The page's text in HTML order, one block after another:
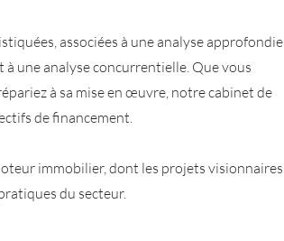
associées à une analyse approfondie
une analyse concurrentielle. Que vous
à sa mise en œuvre, notre cabinet de
de financement.
immobilier, dont les projets visionnaires
du secteur.